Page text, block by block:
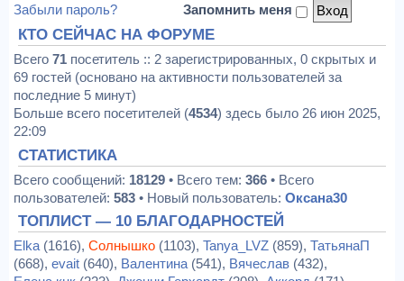
Забыли пароль? Запомнить меня
КТО СЕЙЧАС НА ФОРУМЕ
Всего 71 посетитель :: 2 зарегистрированных, 0 скрытых и
69 гостей (основано на активности пользователей за
последние 5 минут)
Больше всего посетителей (4534) здесь было 26 июн 2025,
22:09
СТАТИСТИКА
Всего сообщений: 18129 • Всего тем: 366 • Всего
пользователей: 583 • Новый пользователь: Оксана30
ТОПЛИСТ — 10 БЛАГОДАРНОСТЕЙ
Elka (1616), Солнышко (1103), Tanya_LVZ (859), ТатьянаП
(668), evait (640), Валентина (541), Вячеслав (432),